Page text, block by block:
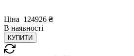
Ціна 124926 ₴
В наявності
КУПИТИ